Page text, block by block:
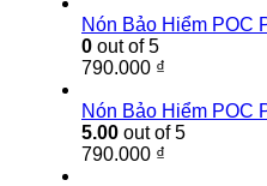
Nón Bảo Hiểm POC
0 out of 5
790.000 ₫
Nón Bảo Hiểm POC
5.00 out of 5
790.000 ₫